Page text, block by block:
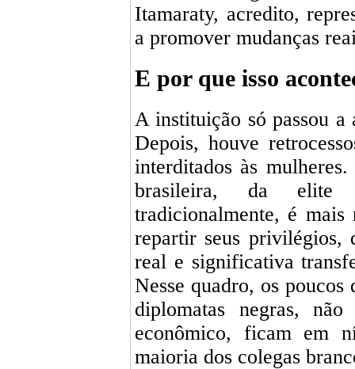
Itamaraty, acredito,
a promover mudanças
E por que isso
A instituição só passou
Depois, houve
interditados às
brasileira, da elite
tradicionalmente, é mais
repartir seus privilégios,
real e significativa
Nesse quadro, os poucos
diplomatas negras,
econômico, ficam em
maioria dos colegas